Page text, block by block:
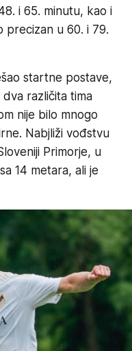
i 65. minutu, kao i
precizan u 60. i 79.
startne postave,
različita tima
nije bilo mnogo
Nabjliži vođstvu
Primorje, u
14 metara, ali je